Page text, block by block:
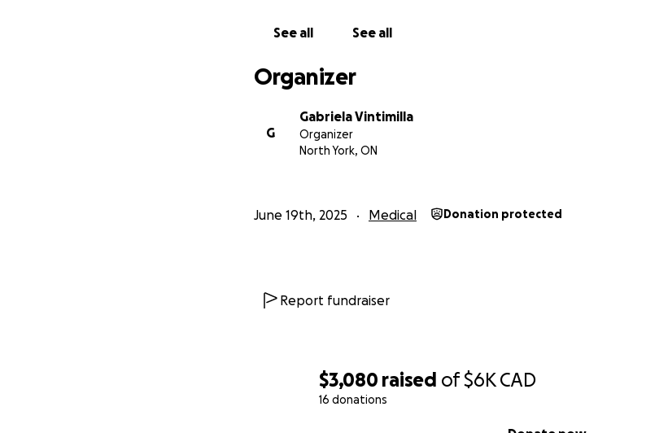
$3,080 raised of$6K CAD
16 donations
See all See all
Organizer
G
Gabriela Vintimilla
Organizer
North York, ON
June 19th, 2025 Medical Donation protected
Report fundraiser